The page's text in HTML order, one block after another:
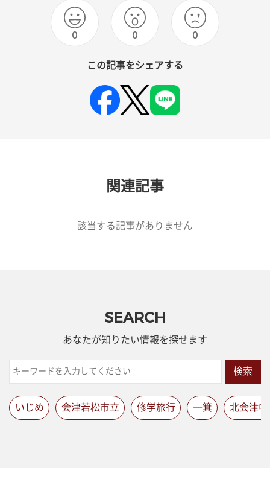
0 0 0
この記事をシェアする
関連記事
該当する記事がありません
SEARCH
あなたが知りたい情報を探せます
検索
いじめ 会津若松市立 修学旅行 一箕 北会津中